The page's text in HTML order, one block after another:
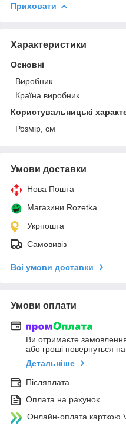
Приховати
Характеристики
Основні
Виробник
Країна виробник
Користувальницькі
Розмір, см
Умови доставки
Нова Пошта
Магазини Rozetka
Укрпошта
Самовивіз
Всі умови доставки
Умови оплати
Ви отримаєте
або гроші повернуться
Детальніше
Післяплата
Оплата на рахунок
Онлайн-оплата карткою